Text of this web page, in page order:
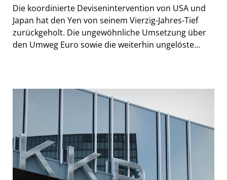
Die koordinierte Devisenintervention von USA und
Japan hat den Yen von seinem Vierzig-Jahres-Tief
zurückgeholt. Die ungewöhnliche Umsetzung über
den Umweg Euro sowie die weiterhin ungelöste...